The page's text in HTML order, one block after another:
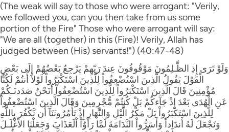
(The weak will say to those who were arrogant: "Verily,
we followed you, can you then take from us some
portion of the Fire" Those who were arrogant will say:
"We are all (together) in this (Fire)! Verily, Allah has
judged between (His) servants!") (40:47-48)
وَلَوْ تَرَى إِذِ الظَّـلِمُونَ مَوْقُوفُونَ عِندَ رَبّهِمْ يَرْجِعُ بَعْضُهُمْ إِلَى بَعْضٍ
الْقَوْلَ يَقُولُ الَّذِينَ اسْتُضْعِفُواْ لِلَّذِينَ اسْتَكْبَرُواْ لَوْلاَ أَنتُمْ لَكُنَّا
مُؤْمِنِينَ قَالَ الَّذِينَ اسْتَكْبَرُواْ لِلَّذِينَ اسْتُضْعِفُواْ أَنَحْنُ صَدَدنَـكُمْ
عَنِ الْهُدَى بَعْدَ إِذْ جَآءكُمْ بَلْ كُنتُمْ مُّجْرِمِينَ وَقَالَ الَّذِينَ اسْتُضْعِفُواْ
لِلَّذِينَ اسْتَكْبَرُواْ بَلْ مَكْرُ الَّيْلِ وَالنَّهَارِ إِذْ تَأْمُرُونَنَآ أَن نَّكْفُرَ بِاللَّهِ
وَنَجْعَلَ لَهُ أَندَاداً وَأَسَرُّواْ النَّدَامَةَ لَمَّا رَأَوُاْ اْلَعَذَابَ وَجَعَلْنَا الاْغْلَـلَ